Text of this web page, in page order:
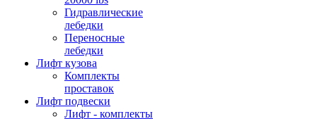
Гидравлические
лебедки
Переносные
лебедки
Лифт кузова
Комплекты
проставок
Лифт подвески
Лифт - комплекты